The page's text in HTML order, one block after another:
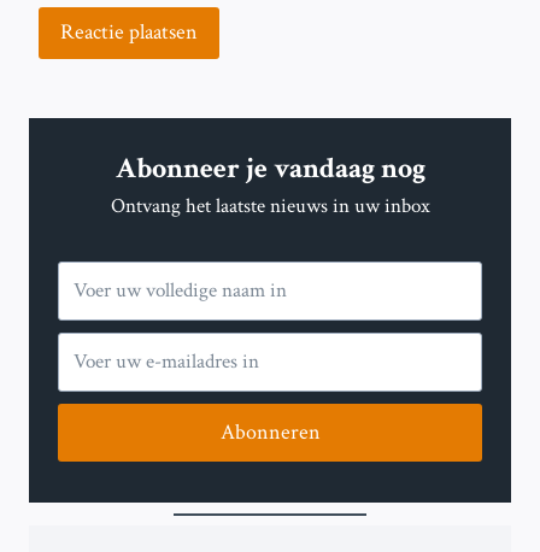
Abonneer je vandaag nog
Ontvang het laatste nieuws in uw inbox
Abonneren